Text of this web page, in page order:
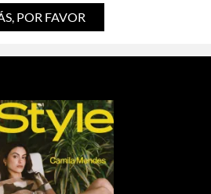
POR FAVOR